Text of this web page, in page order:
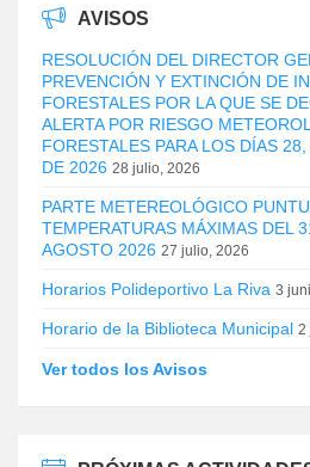
AVISOS
RESOLUCIÓN DEL DIRECTOR
PREVENCIÓN Y EXTINCIÓN DE
FORESTALES POR LA QUE SE
ALERTA POR RIESGO
FORESTALES PARA LOS DÍAS
DE 2026 28 julio, 2026
PARTE METEREOLÓGICO
TEMPERATURAS MÁXIMAS DEL
AGOSTO 2026 27 julio, 2026
Horarios Polideportivo La Riva 3
Horario de la Biblioteca Municipal 2
Ver todos los Avisos